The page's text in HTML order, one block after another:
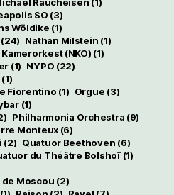
SO (3)
Wöldike (1)
Nathan Milstein (1)
(NKO) (1)
(1) NYPO (22)
(1)
Fiorentino (1) Orgue (3)
(1)
Philharmonia Orchestra (9)
Monteux (6)
(2) Quatuor Beethoven (6)
du Théâtre Bolshoï(1)
Moscou (2)